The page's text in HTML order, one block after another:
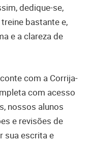
dedique-se,
bastante e,
e a clareza de
com a Corrija-
com acesso
nossos alunos
e revisões de
sua escrita e